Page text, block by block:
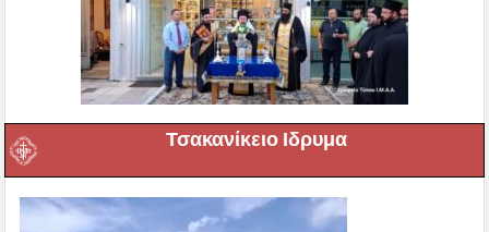
Τσακανίκειο Ιδρυμα